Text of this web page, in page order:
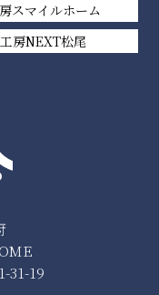
31-19
スマイルホーム
房NEXT松尾